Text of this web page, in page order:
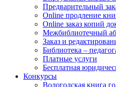
Предварительный
Online продление
Online заказ копий
Межбиблиотечный
Заказ и
Библиотека –
Платные услуги
Бесплатная
Конкурсы
Вологодская книга